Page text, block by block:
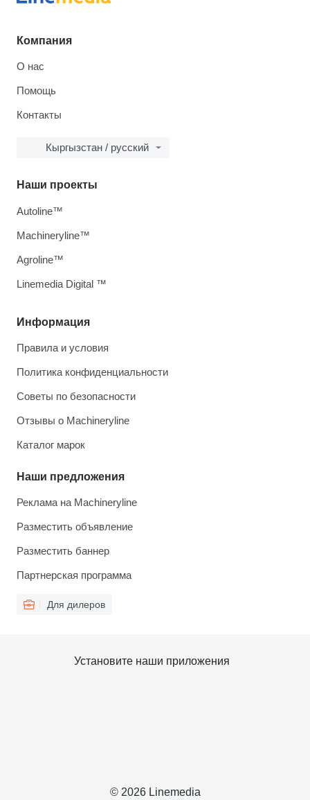
Компания
О нас
Помощь
Контакты
Кыргызстан / русский
Информация
Правила и условия
Политика конфиденциальности
Советы по безопасности
Отзывы о Machineryline
Каталог марок
Наши предложения
Реклама на Machineryline
Разместить объявление
Разместить баннер
Партнерская программа
Для дилеров
Наши проекты
Autoline™
Machineryline™
Agroline™
Linemedia Digital ™
© 2026 Linemedia
Установите наши приложения